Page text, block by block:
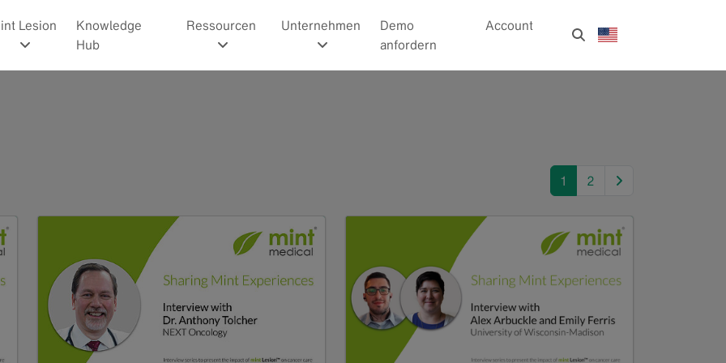
Lesion
Knowledge
Hub
Ressourcen Unternehmen
Demo
anfordern
Account
1 2